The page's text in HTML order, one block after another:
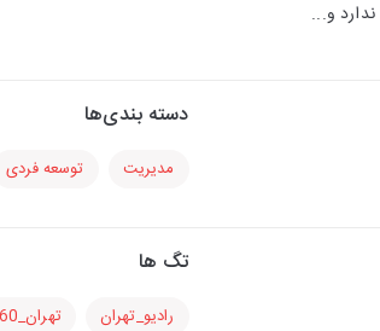
و...
دسته بندی‌ها
مدیریت توسعه فردی
تگ ها
رادیو_تهران تهران_360